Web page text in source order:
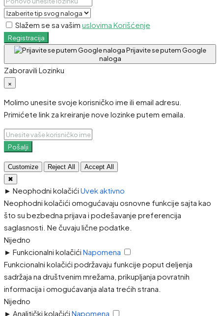
Slažem se sa vašim uslovima Korišćenje
Registracija
Prijavite se putem Google
naloga
Zaboravili Lozinku
×
Molimo unesite svoje korisničko ime ili email adresu.
Primićete link za kreiranje nove lozinke putem emaila.
Pošalji
Customize Reject All
Accept All
✖
► Neophodni kolačići Uvek aktivno
Neophodni kolačići omogućavaju osnovne funkcije sajta kao
što su bezbedna prijava i podešavanje preferencija
saglasnosti. Ne čuvaju lične podatke.
Nijedno
► Funkcionalni kolačići Napomena
Funkcionalni kolačići podržavaju funkcije poput deljenja
sadržaja na društvenim mrežama, prikupljanja povratnih
informacija i omogućavanja alata trećih strana.
Nijedno
► Analitički kolačići Napomena